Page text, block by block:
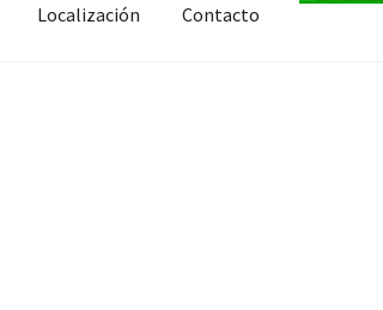
Localización Contacto